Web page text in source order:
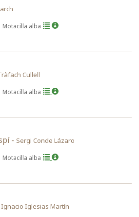
Motacilla alba
Cullell
Motacilla alba
- Sergi Conde Lázaro
Motacilla alba
Ignacio Iglesias Martín